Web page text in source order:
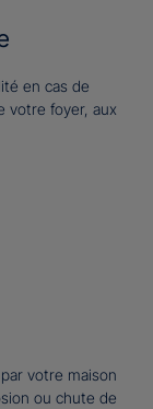
en cas de
votre foyer, aux
votre maison
ou chute de